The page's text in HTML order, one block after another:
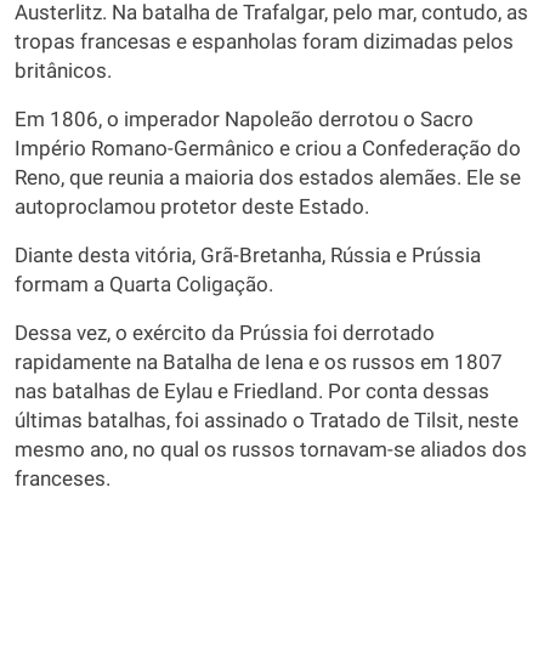
Austerlitz. Na batalha de Trafalgar, pelo mar, contudo, as
tropas francesas e espanholas foram dizimadas pelos
britânicos.
Em 1806, o imperador Napoleão derrotou o Sacro
Império Romano-Germânico e criou a Confederação do
Reno, que reunia a maioria dos estados alemães. Ele se
autoproclamou protetor deste Estado.
Diante desta vitória, Grã-Bretanha, Rússia e Prússia
formam a Quarta Coligação.
Dessa vez, o exército da Prússia foi derrotado
rapidamente na Batalha de Iena e os russos em 1807
nas batalhas de Eylau e Friedland. Por conta dessas
últimas batalhas, foi assinado o Tratado de Tilsit, neste
mesmo ano, no qual os russos tornavam-se aliados dos
franceses.